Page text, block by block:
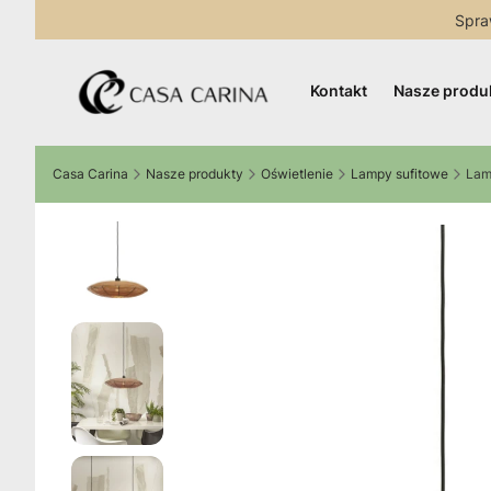
Kontakt Nasze
Casa Carina Nasze produkty Oświetlenie Lampy sufitowe